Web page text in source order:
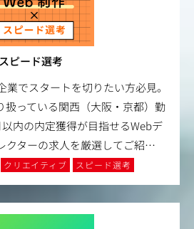
ピード選考
でスタートを切りたい方必見。
扱っている関西（大阪・京都）勤
内の内定獲得が目指せるWebデ
クターの求人を厳選してご紹…
クリエイティブ スピード選考